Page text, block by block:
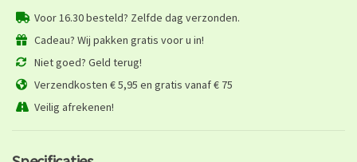
Voor 16.30 besteld? Zelfde dag verzonden.
Cadeau? Wij pakken gratis voor u in!
Niet goed? Geld terug!
Verzendkosten € 5,95 en gratis vanaf € 75
Veilig afrekenen!